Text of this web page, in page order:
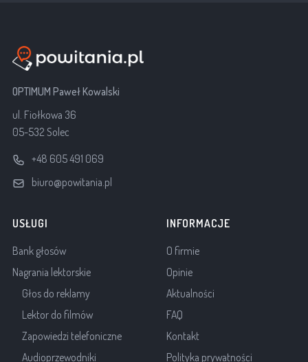
OPTIMUM Paweł Kowalski
ul. Fiołkowa 36
05-532 Solec
+48 605 491 069
biuro@powitania.pl
USŁUGI
Bank głosów
Nagrania lektorskie
Głos do reklamy
Lektor do filmów
Zapowiedzi telefoniczne
Audioprzewodniki
INFORMACJE
O firmie
Opinie
Aktualności
FAQ
Kontakt
Polityka prywatności